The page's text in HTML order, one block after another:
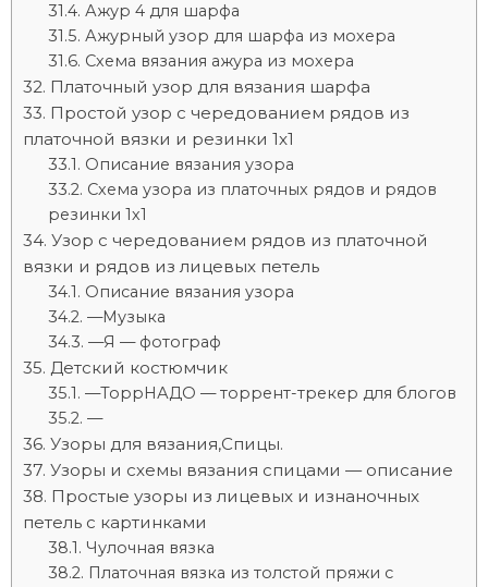
Ажур 4 для шарфа
Ажурный узор для шарфа из мохера
Схема вязания ажура из мохера
Платочный узор для вязания шарфа
Простой узор с чередованием рядов из
платочной вязки и резинки 1х1
Описание вязания узора
Схема узора из платочных рядов и рядов
резинки 1х1
Узор с чередованием рядов из платочной
вязки и рядов из лицевых петель
Описание вязания узора
—Музыка
—Я — фотограф
Детский костюмчик
—ТоррНАДО — торрент-трекер для блогов
—
Узоры для вязания,Спицы.
Узоры и схемы вязания спицами — описание
Простые узоры из лицевых и изнаночных
петель с картинками
Чулочная вязка
Платочная вязка из толстой пряжи с